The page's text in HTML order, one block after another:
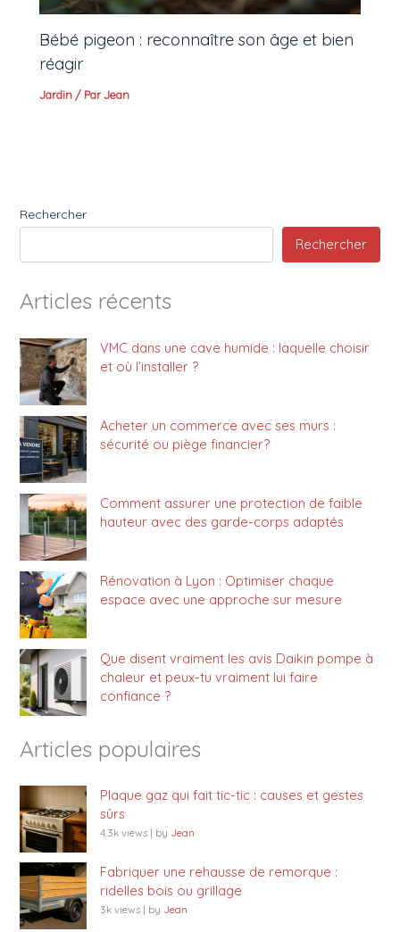
Bébé pigeon : reconnaître son âge et bien
réagir
Jardin / ParJean
Rechercher
Rechercher
Articles récents
VMC dans une cave humide : laquelle choisir
et où l’installer ?
Acheter un commerce avec ses murs :
sécurité ou piège financier?
Comment assurer une protection de faible
hauteur avec des garde-corps adaptés
Rénovation à Lyon : Optimiser chaque
espace avec une approche sur mesure
Que disent vraiment les avis Daikin pompe à
chaleur et peux-tu vraiment lui faire
confiance ?
Articles populaires
Plaque gaz qui fait tic-tic : causes et gestes
sûrs
4.3k views | by Jean
Fabriquer une rehausse de remorque :
ridelles bois ou grillage
3k views | by Jean